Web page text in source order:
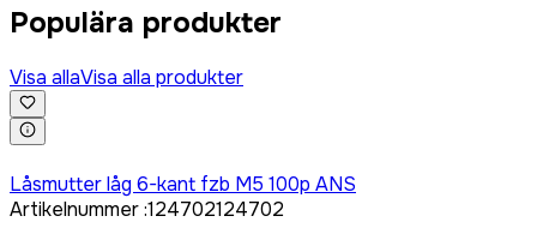
Populära produkter
Visa allaVisa alla produkter
Låsmutter låg 6-kant fzb M5 100p ANS
Artikelnummer:124702124702